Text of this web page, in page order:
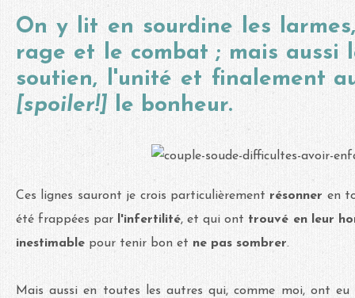
On y lit en sourdine les
rage et le combat ; mais aussi
soutien, l'unité et finalement
[spoiler!] le bonheur.
Ces lignes sauront je crois particulièrement résonner en
été frappées par
l'infertilité, et qui ont trouvé en leur
inestimable pour tenir bon et ne pas sombrer.
Mais aussi en toutes les autres qui, comme moi, ont